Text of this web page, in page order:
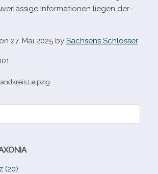
Informationen lie­gen der­
27. Mai 2025 by Sachsens Schlösser
Leipzig
(20)